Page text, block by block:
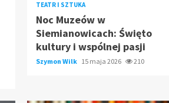
TEATR I SZTUKA
Noc Muzeów w
Siemianowicach: Święto
kultury i wspólnej pasji
Szymon Wilk 15 maja 2026 210